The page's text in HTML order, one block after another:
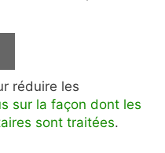
réduire les
sur la façon dont les
sont traitées.